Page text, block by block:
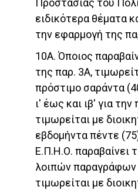
Προστασίας του
ειδικότερα θέματα
την εφαρμογή της
10Α. Όποιος
της παρ. 3Α,
πρόστιμο σαράντα
ι' έως και ιβ' για
τιμωρείται με
εβδομήντα πέντε
Ε.Π.Η.Ο. παραβαίνει
λοιπών παραγράφων
τιμωρείται με